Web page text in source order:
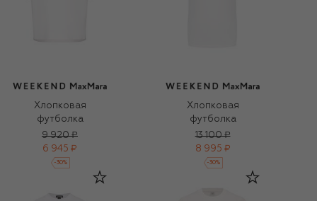
Хлопковая
футболка
9 920 ₽
6 945 ₽
-30%
Хлопковая
футболка
13 100 ₽
8 995 ₽
-30%